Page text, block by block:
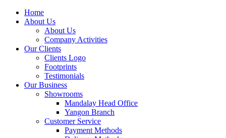
Home
About Us
About Us
Company Activities
Our Clients
Clients Logo
Footprints
Testimonials
Our Business
Showrooms
Mandalay Head Office
Yangon Branch
Customer Service
Payment Methods